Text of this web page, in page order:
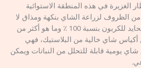
الغزيرة في هذه المنطقة الاستوائية
الظروف لزراعة الشاي بنكهة ومذاق لا
مثيل لهما. هذا المنتج محايد للكربون بنسبة 100 ٪ وما هو أكثر من
شاي خالية من البلاستيك، فهي
يومية قابلة للتحلل من النباتات ويمكن